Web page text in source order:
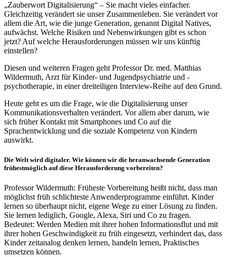
„Zauberwort Digitalisierung“ – Sie macht vieles einfacher.
Gleichzeitig verändert sie unser Zusammenleben. Sie verändert vor
allem die Art, wie die junge Generation, genannt Digital Natives,
aufwächst. Welche Risiken und Nebenwirkungen gibt es schon
jetzt? Auf welche Herausforderungen müssen wir uns künftig
einstellen?
Diesen und weiteren Fragen geht Professor Dr. med. Matthias
Wildermuth, Arzt für Kinder- und Jugendpsychiatrie und -
psychotherapie, in einer dreiteiligen Interview-Reihe auf den Grund.
Heute geht es um die Frage, wie die Digitalisierung unser
Kommunikationsverhalten verändert. Vor allem aber darum, wie
sich früher Kontakt mit Smartphones und Co auf die
Sprachentwicklung und die soziale Kompetenz von Kindern
auswirkt.
Die Welt wird digitaler. Wie können wir die heranwachsende Generation
frühestmöglich auf diese Herausforderung vorbereiten?
Professor Wildermuth: Früheste Vorbereitung heißt nicht, dass man
möglichst früh schlichteste Anwenderprogramme einführt. Kinder
lernen so überhaupt nicht, eigene Wege zu einer Lösung zu finden.
Sie lernen lediglich, Google, Alexa, Siri und Co zu fragen.
Bedeutet: Werden Medien mit ihrer hohen Informationsflut und mit
ihrer hohen Geschwindigkeit zu früh eingesetzt, verhindert das, dass
Kinder zeitanalog denken lernen, handeln lernen, Praktisches
umsetzen können.